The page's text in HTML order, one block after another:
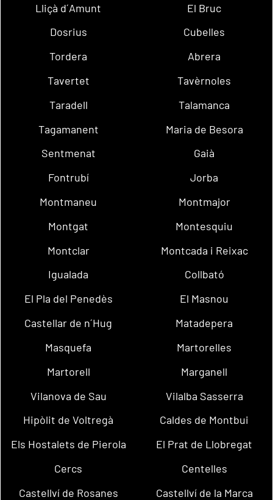
Lliçà d´Amunt
El Bruc
Dosrius
Cubelles
Tordera
Abrera
Tavertet
Tavèrnoles
Taradell
Talamanca
Tagamanent
Maria de Besora
Sentmenat
Gaià
Fontrubí
Jorba
Montmaneu
Montmajor
Montgat
Montesquiu
Montclar
Montcada i Reixac
Igualada
Collbató
El Pla del Penedès
El Masnou
Castellar de n´Hug
Matadepera
Masquefa
Martorelles
Martorell
Marganell
Vilanova de Sau
Vilalba Sasserra
Hipòlit de Voltregà
Caldes de Montbui
Els Hostalets de Pierola
El Prat de Llobregat
Cercs
Centelles
Castellví de Rosanes
Castellví de la Marca